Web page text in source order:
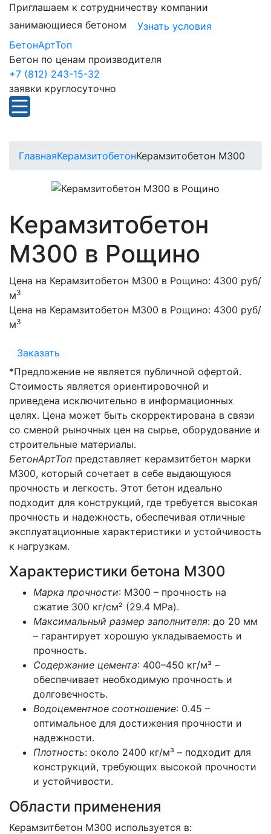
Приглашаем к сотрудничеству компании
занимающиеся бетоном
Узнать условия
БетонАртТоп
Бетон по ценам производителя
+7 (812) 243-15-32
заявки круглосуточно
ГлавнаяКерамзитобетонКерамзитобетон М300
Керамзитобетон
М300 в Рощино
Цена на Керамзитобетон М300 в Рощино: 4300 руб/
м3
Цена на Керамзитобетон М300 в Рощино: 4300 руб/
м3
Заказать
*Предложение не является публичной офертой.
Стоимость является ориентировочной и
приведена исключительно в информационных
целях. Цена может быть скорректирована в связи
со сменой рыночных цен на сырье, оборудование и
строительные материалы.
БетонАртТоп представляет керамзитбетон марки
М300, который сочетает в себе выдающуюся
прочность и легкость. Этот бетон идеально
подходит для конструкций, где требуется высокая
прочность и надежность, обеспечивая отличные
эксплуатационные характеристики и устойчивость
к нагрузкам.
Характеристики бетона М300
Марка прочности: М300 – прочность на
сжатие 300 кг/см² (29.4 MPa).
Максимальный размер заполнителя: до 20 мм
– гарантирует хорошую укладываемость и
прочность.
Содержание цемента: 400–450 кг/м³ –
обеспечивает необходимую прочность и
долговечность.
Водоцементное соотношение: 0.45 –
оптимальное для достижения прочности и
надежности.
Плотность: около 2400 кг/м³ – подходит для
конструкций, требующих высокой прочности
и устойчивости.
Области применения
Керамзитбетон М300 используется в: